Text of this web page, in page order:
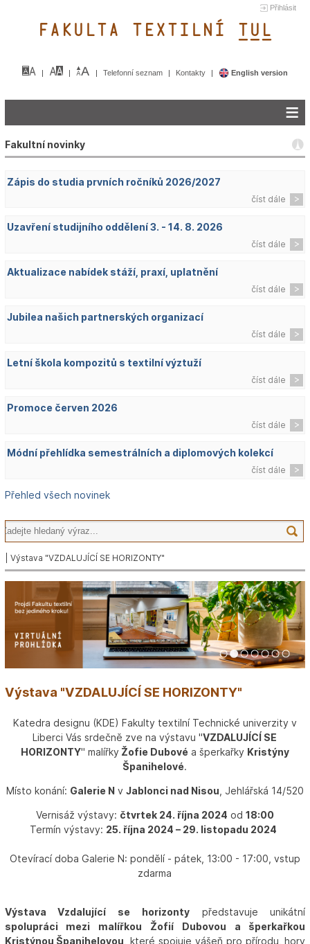
Přihlásit
FAKULTA TEXTILNÍ TUL&
Telefonní seznam Kontakty English version
Fakultní novinky
Zápis do studia prvních ročníků 2026/2027
číst dále
Uzavření studijního oddělení 3. - 14. 8. 2026
číst dále
Aktualizace nabídek stáží, praxí, uplatnění
číst dále
Jubilea našich partnerských organizací
číst dále
Letní škola kompozitů s textilní výztuží
číst dále
Promoce červen 2026
číst dále
Módní přehlídka semestrálních a diplomových kolekcí
číst dále
Přehled všech novinek
| Výstava "VZDALUJÍCÍ SE HORIZONTY"
1 2 3 4 5 6 7
Výstava "VZDALUJÍCÍ SE HORIZONTY"
Katedra designu (KDE) Fakulty textilní Technické univerzity v
Liberci Vás srdečně zve na výstavu "VZDALUJÍCÍ SE
HORIZONTY" malířkyŽofie Dubové a šperkařky Kristýny
Španihelové.
Místo konání: Galerie Nv Jablonci nad Nisou , Jehlářská 14/520
Vernisáž výstavy: čtvrtek 24. října 2024 od 18:00
Termín výstavy: 25. října 2024 – 29. listopadu 2024
Otevírací doba Galerie N: pondělí - pátek, 13:00 - 17:00, vstup
zdarma
Výstava Vzdalující se horizontypředstavuje unikátní
spolupráci mezi malířkou Žofií Dubovou a šperkařkou
Kristýnou Španihelovou , které spojuje vášeň pro přírodu, hory